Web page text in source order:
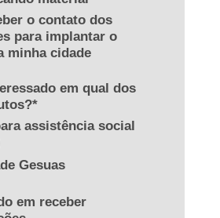
o contato dos
para implantar o
minha cidade
em qual dos
assistência social
Gesuas
em receber